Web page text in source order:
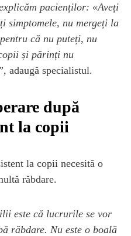
pacienților: «Aveți
simptomele, nu mergeți la
că nu puteți, nu
și părinți nu
, adaugă specialistul.
după
la copii
la copii necesită o
răbdare.
este că lucrurile se vor
răbdare. Nu este o boală